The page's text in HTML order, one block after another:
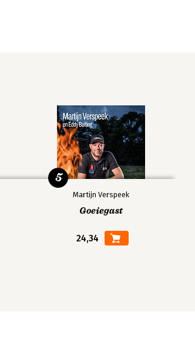
Martijn Verspeek
Goeiegast
24,34
5